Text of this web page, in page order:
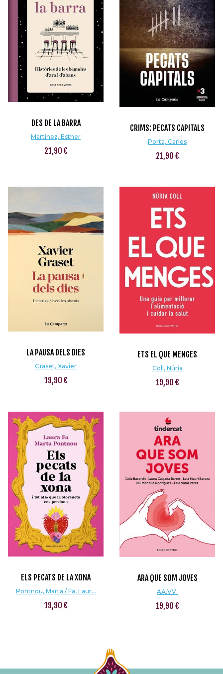
DES DE LA BARRA
Martínez, Esther
21,90 €
CRIMS: PECATS CAPITALS
Porta, Carles
21,90 €
LA PAUSA DELS DIES
Graset, Xavier
19,90 €
ETS EL QUE MENGES
Coll, Núria
19,90 €
ELS PECATS DE LA XONA
Pontnou, Marta / Fa, Laur...
19,90 €
ARA QUE SOM JOVES
AA.VV.
19,90 €